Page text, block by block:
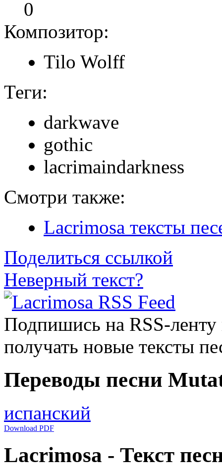
0
Композитор:
Tilo Wolff
Теги:
darkwave
gothic
lacrimaindarkness
Смотри также:
Lacrimosa тексты
Поделиться ссылкой
Неверный текст?
Подпишись на RSS-
получать новые тексты
Переводы песни
испанский
Download PDF
Lacrimosa - Текст